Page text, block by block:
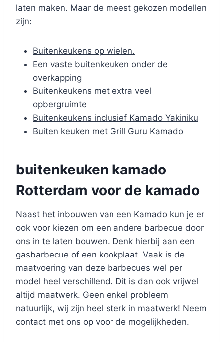
laten maken. Maar de meest gekozen modellen
zijn:
Buitenkeukens op wielen.
Een vaste buitenkeuken onder de
overkapping
Buitenkeukens met extra veel
opbergruimte
Buitenkeukens inclusief Kamado Yakiniku
Buiten keuken met Grill Guru Kamado
buitenkeuken kamado
Rotterdam voor de kamado
Naast het inbouwen van een Kamado kun je er
ook voor kiezen om een andere barbecue door
ons in te laten bouwen. Denk hierbij aan een
gasbarbecue of een kookplaat. Vaak is de
maatvoering van deze barbecues wel per
model heel verschillend. Dit is dan ook vrijwel
altijd maatwerk. Geen enkel probleem
natuurlijk, wij zijn heel sterk in maatwerk! Neem
contact met ons op voor de mogelijkheden.